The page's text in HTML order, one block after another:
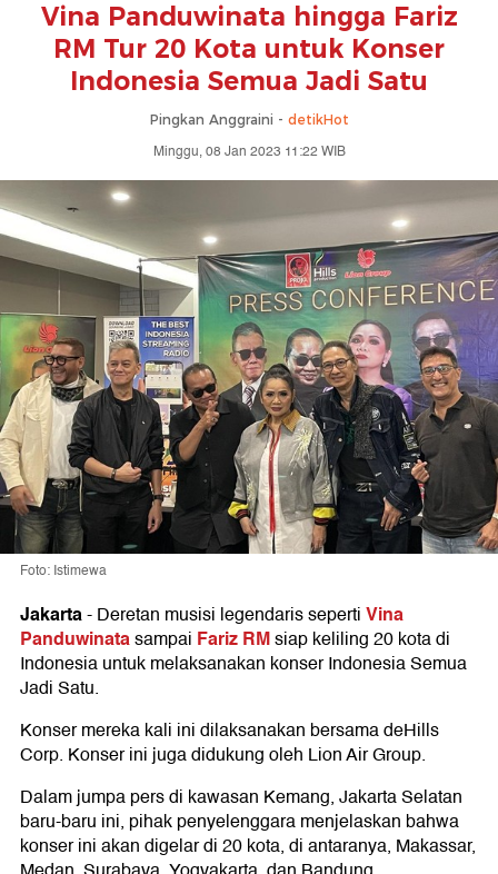
Vina Panduwinata hingga Fariz
RM Tur 20 Kota untuk Konser
Indonesia Semua Jadi Satu
Pingkan Anggraini - detikHot
Minggu, 08 Jan 2023 11:22 WIB
Foto: Istimewa
Jakarta-Deretan musisi legendaris sepertiVina
Panduwinatasampai Fariz RMsiap keliling 20 kota di
Indonesia untuk melaksanakan konser Indonesia Semua
Jadi Satu.
Konser mereka kali ini dilaksanakan bersama deHills
Corp. Konser ini juga didukung oleh Lion Air Group.
Dalam jumpa pers di kawasan Kemang, Jakarta Selatan
baru-baru ini, pihak penyelenggara menjelaskan bahwa
konser ini akan digelar di 20 kota, di antaranya, Makassar,